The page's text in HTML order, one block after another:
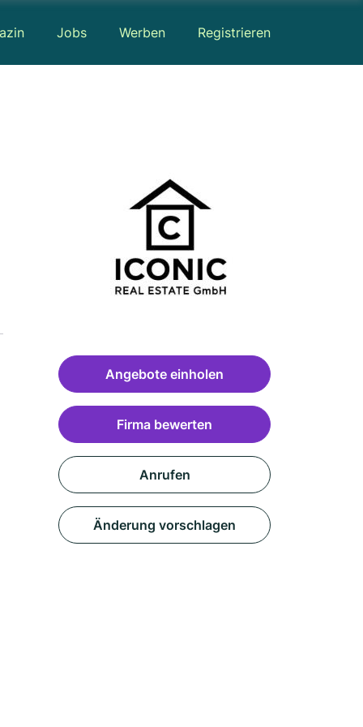
Jobs Werben Registrieren
Angebote einholen
Firma bewerten
Anrufen
Änderung vorschlagen